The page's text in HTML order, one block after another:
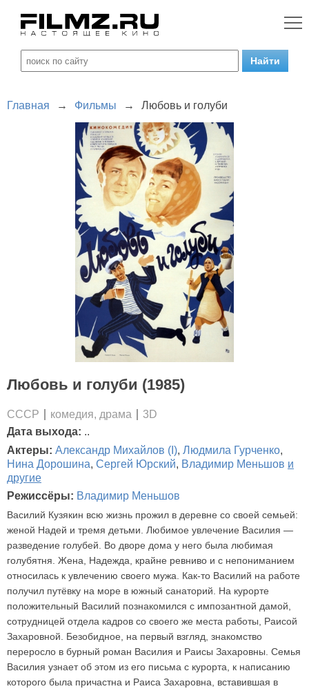
Главная → Фильмы → Любовь и голуби
Любовь и голуби (1985)
СССР комедия, драма
3D
Дата выхода: ..
Актеры: Александр Михайлов (I), Людмила Гурченко,
Нина Дорошина, Сергей Юрский, Владимир Меньшов и
другие
Режиссёры: Владимир Меньшов
Василий Кузякин всю жизнь прожил в деревне со своей семьей:
женой Надей и тремя детьми. Любимое увлечение Василия —
разведение голубей. Во дворе дома у него была любимая
голубятня. Жена, Надежда, крайне ревниво и с непониманием
относилась к увлечению своего мужа. Как-то Василий на работе
получил путёвку на море в южный санаторий. На курорте
положительный Василий познакомился с импозантной дамой,
сотрудницей отдела кадров со своего же места работы, Раисой
Захаровной. Безобидное, на первый взгляд, знакомство
переросло в бурный роман Василия и Раисы Захаровны. Семья
Василия узнает об этом из его письма с курорта, к написанию
которого была причастна и Раиса Захаровна, вставившая в